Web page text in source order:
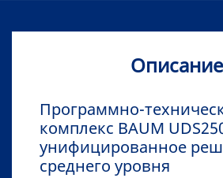
Описание
Программно-
комплекс BAUM
унифицированное
среднего уровня